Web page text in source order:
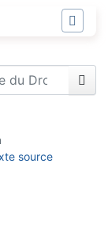
source